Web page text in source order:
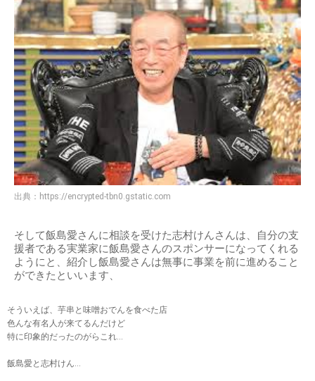
出典： https://encrypted-tbn0.gstatic.com
そして飯島愛さんに相談を受けた志村けんさんは、自分の支
援者である実業家に飯島愛さんのスポンサーになってくれる
ようにと、紹介し飯島愛さんは無事に事業を前に進めること
ができたといいます、
そういえば、芋串と味噌おでんを食べた店
色んな有名人が来てるんだけど
特に印象的だったのがらこれ…
飯島愛と志村けん…